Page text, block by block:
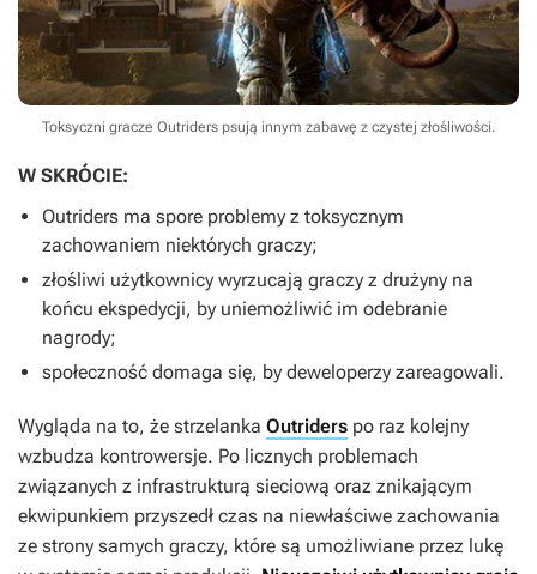
Toksyczni gracze Outriders psują innym zabawę z czystej złośliwości.
W SKRÓCIE:
Outriders ma spore problemy z toksycznym
zachowaniem niektórych graczy;
złośliwi użytkownicy wyrzucają graczy z drużyny na
końcu ekspedycji, by uniemożliwić im odebranie
nagrody;
społeczność domaga się, by deweloperzy zareagowali.
Wygląda na to, że strzelanka Outriders po raz kolejny
wzbudza kontrowersje. Po licznych problemach
związanych z infrastrukturą sieciową oraz znikającym
ekwipunkiem przyszedł czas na niewłaściwe zachowania
ze strony samych graczy, które są umożliwiane przez lukę